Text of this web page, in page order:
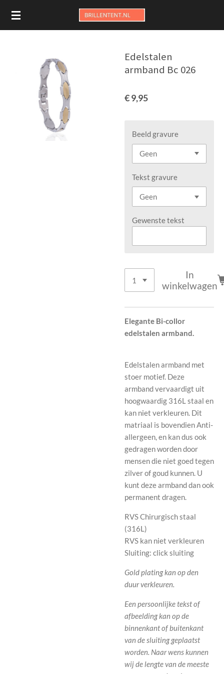
Ga
direct
hoofdinhoud
Edelstalen
armband Bc 026
€ 9,95
Beeld gravure
Tekst gravure
Gewenste tekst
In
winkelwagen
Elegante Bi-collor
edelstalen armband.
Edelstalen armband met
stoer motief. Deze
armband vervaardigt uit
hoogwaardig 316L staal en
kan niet verkleuren. Dit
matriaal is bovendien Anti-
allergeen, en kan dus ook
gedragen worden door
mensen die niet goed tegen
zilver of goud kunnen. U
kunt deze armband dan ook
permanent dragen.
RVS Chirurgisch staal
(316L)
RVS kan niet verkleuren
Sluiting: click sluiting
Gold plating kan op den
duur verkleuren.
Een persoonlijke tekst of
afbeelding kan op de
binnenkant of buitenkant
van de sluiting geplaatst
worden. Naar wens kunnen
wij de lengte van de meeste